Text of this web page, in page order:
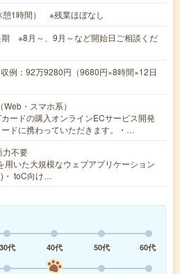
憩1時間） ※残業ほぼなし
期 ※8月～、9月～など開始日ご相談くだ
例：92万9280円（9680円×8時間×12日
・スマホ系）
カードの購入オンラインECサービス開発
ドに携わっていただきます。・…
力不要
用いた大規模なウェブアプリケーション
・ toC向け…
30代 40代 50代
60代